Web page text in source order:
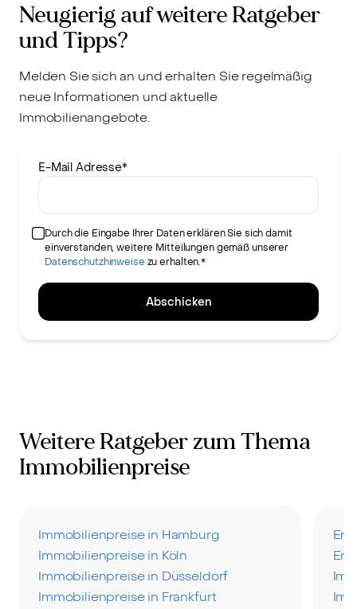
Neugierig auf weitere Ratgeber
und Tipps?
Melden Sie sich an und erhalten Sie regelmäßig
neue Informationen und aktuelle
Immobilienangebote.
E-Mail Adresse*
Durch die Eingabe Ihrer Daten erklären Sie sich damit
einverstanden, weitere Mitteilungen gemäß unserer
Datenschutzhinweise zu erhalten.*
Abschicken
Weitere Ratgeber zum Thema
Immobilienpreise
Immobilienpreise in Hamburg
Immobilienpreise in Köln
Immobilienpreise in Düsseldorf
Immobilienpreise in Frankfurt